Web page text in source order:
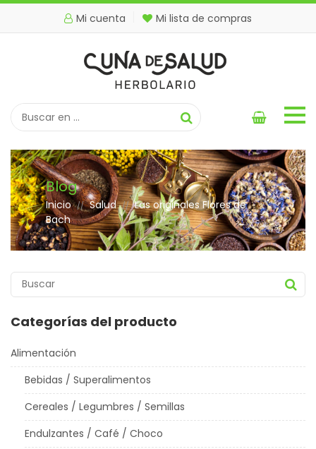
Mi cuenta Mi lista de compras
Blog
Inicio // Salud // Las originales Flores de
Bach
Categorías del producto
Alimentación
Bebidas / Superalimentos
Cereales / Legumbres / Semillas
Endulzantes / Café / Choco